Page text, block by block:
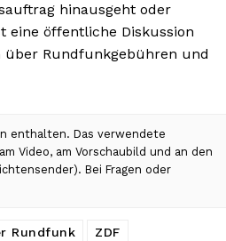
hinausgeht oder
eine öffentliche Diskussion
über Rundfunkgebühren und
enthalten. Das verwendete
Video, am Vorschaubild und an den
Bei Fragen oder
Rundfunk ZDF